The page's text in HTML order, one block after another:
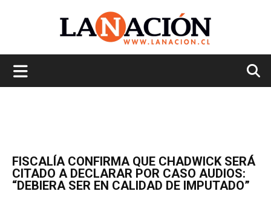
FISCALÍA CONFIRMA QUE CHADWICK SERÁ
CITADO A DECLARAR POR CASO AUDIOS:
“DEBIERA SER EN CALIDAD DE IMPUTADO”